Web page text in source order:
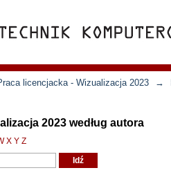
licencjacka - Wizualizacja 2023 →
2023 według autora
X Y Z